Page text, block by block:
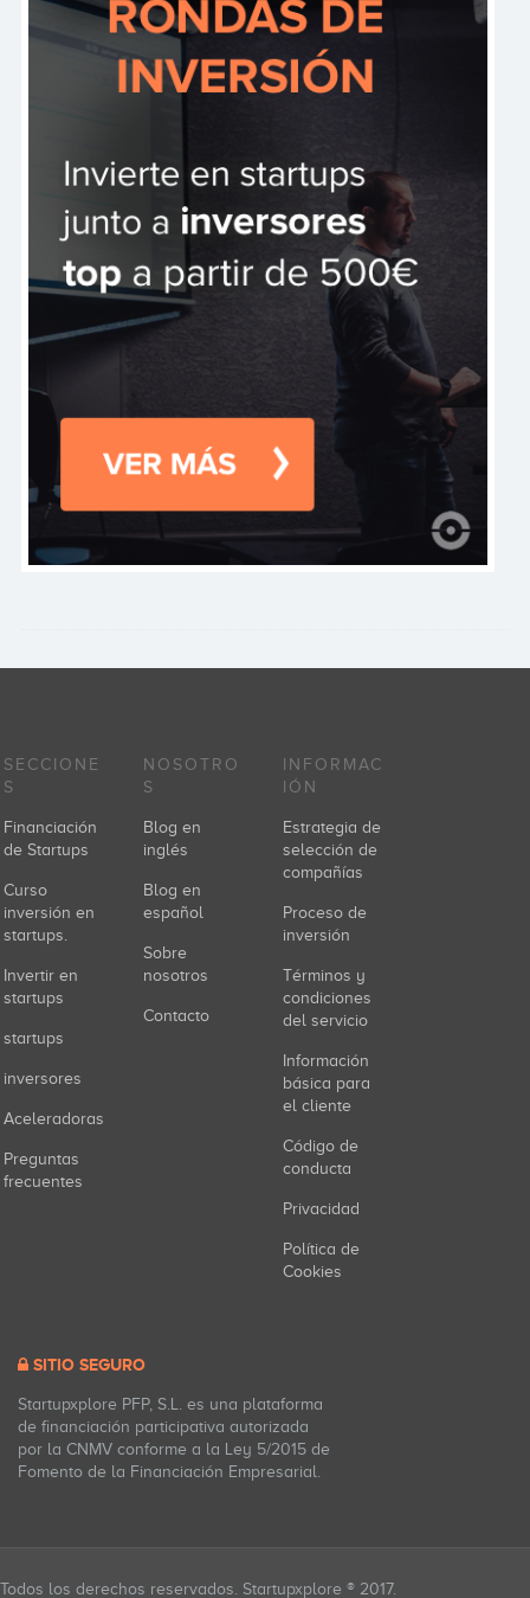
SECCIONE
S
Financiación
de Startups
Curso
inversión en
startups.
Invertir en
startups
startups
inversores
Aceleradoras
Preguntas
frecuentes
NOSOTRO
S
Blog en
inglés
Blog en
español
Sobre
nosotros
Contacto
INFORMAC
IÓN
Estrategia de
selección de
compañías
Proceso de
inversión
Términos y
condiciones
del servicio
Información
básica para
el cliente
Código de
conducta
Privacidad
Política de
Cookies
SITIO SEGURO
Startupxplore PFP, S.L. es una plataforma
de financiación participativa autorizada
por la CNMV conforme a la Ley 5/2015 de
Fomento de la Financiación Empresarial.
Todos los derechos reservados. Startupxplore ® 2017.